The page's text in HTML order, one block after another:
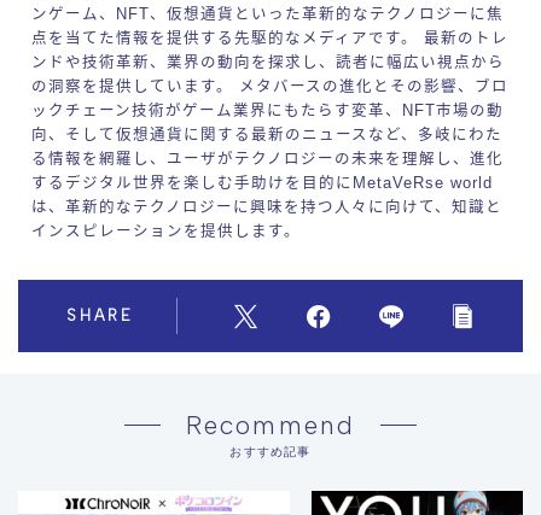
ンゲーム、NFT、仮想通貨といった革新的なテクノロジーに焦
点を当てた情報を提供する先駆的なメディアです。 最新のトレ
ンドや技術革新、業界の動向を探求し、読者に幅広い視点から
の洞察を提供しています。 メタバースの進化とその影響、ブロ
ックチェーン技術がゲーム業界にもたらす変革、NFT市場の動
向、そして仮想通貨に関する最新のニュースなど、多岐にわた
る情報を網羅し、ユーザがテクノロジーの未来を理解し、進化
するデジタル世界を楽しむ手助けを目的にMetaVeRse world
は、革新的なテクノロジーに興味を持つ人々に向けて、知識と
インスピレーションを提供します。
SHARE
Recommend
おすすめ記事